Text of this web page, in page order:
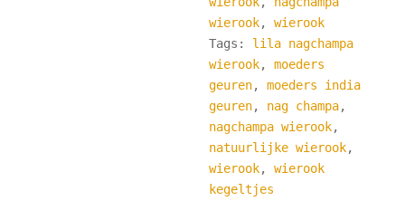
12
wierook
kegeltjes
-
100%
Natuurlijke
Wierook
aantal
wierook,wierook
Tags: lila nagchampa
wierook,moeders
geuren,moeders india
geuren, nag champa,
nagchampa wierook,
natuurlijke wierook,
wierook,wierook
kegeltjes